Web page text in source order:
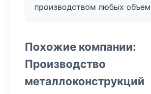
производством любых
Похожие компании:
Производство
металлоконструкций